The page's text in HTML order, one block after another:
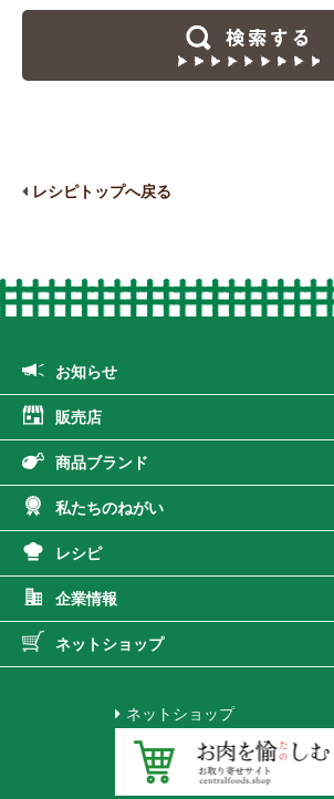
レシピトップへ戻る
お知らせ
販売店
商品ブランド
私たちのねがい
レシピ
企業情報
ネットショップ
ネットショップ